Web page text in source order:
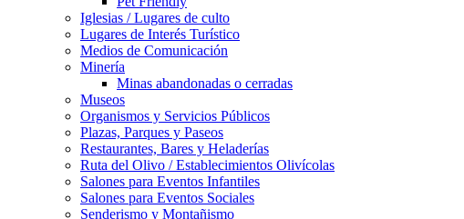
Iglesias / Lugares de culto
Lugares de Interés Turístico
Medios de Comunicación
Minería
Minas abandonadas o cerradas
Museos
Organismos y Servicios Públicos
Plazas, Parques y Paseos
Restaurantes, Bares y Heladerías
Ruta del Olivo / Establecimientos Olivícolas
Salones para Eventos Infantiles
Salones para Eventos Sociales
Senderismo y Montañismo